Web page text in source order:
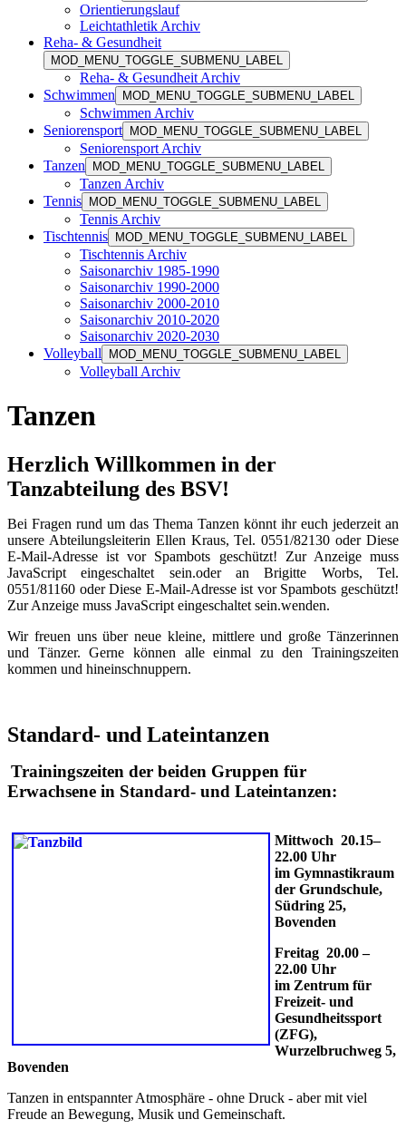
Orientierungslauf
Leichtathletik Archiv
Reha- & Gesundheit
MOD_MENU_TOGGLE_SUBMENU_LABEL
Reha- & Gesundheit Archiv
Schwimmen
MOD_MENU_TOGGLE_SUBMENU_LABEL
Schwimmen Archiv
Seniorensport
MOD_MENU_TOGGLE_SUBMENU_LABEL
Seniorensport Archiv
Tanzen
MOD_MENU_TOGGLE_SUBMENU_LABEL
Tanzen Archiv
Tennis
MOD_MENU_TOGGLE_SUBMENU_LABEL
Tennis Archiv
Tischtennis
MOD_MENU_TOGGLE_SUBMENU_LABEL
Tischtennis Archiv
Saisonarchiv 1985-1990
Saisonarchiv 1990-2000
Saisonarchiv 2000-2010
Saisonarchiv 2010-2020
Saisonarchiv 2020-2030
Volleyball
MOD_MENU_TOGGLE_SUBMENU_LABEL
Volleyball Archiv
Tanzen
Herzlich Willkommen in der
Tanzabteilung des BSV!
Bei Fragen rund um das Thema Tanzen könnt ihr euch jederzeit an
unsere Abteilungsleiterin Ellen Kraus, Tel. 0551/82130 oder Diese
E-Mail-Adresse ist vor Spambots geschützt! Zur Anzeige muss
JavaScript eingeschaltet sein.oder an Brigitte Worbs, Tel.
0551/81160 oderDiese E-Mail-Adresse ist vor Spambots geschützt!
Zur Anzeige muss JavaScript eingeschaltet sein.wenden.
Wir freuen uns über neue kleine, mittlere und große Tänzerinnen
und Tänzer. Gerne können alle einmal zu den Trainingszeiten
kommen und hineinschnuppern.
Standard- und Lateintanzen
Trainingszeiten der beiden Gruppen für
Erwachsene in Standard- und Lateintanzen:
Mittwoch 20.15–
22.00 Uhr
im Gymnastikraum
der Grundschule,
Südring 25,
Bovenden
Freitag 20.00 –
22.00 Uhr
im Zentrum für
Freizeit- und
Gesundheitssport
(ZFG),
Wurzelbruchweg 5,
Bovenden
Tanzen in entspannter Atmosphäre - ohne Druck - aber mit viel
Freude an Bewegung, Musik und Gemeinschaft.